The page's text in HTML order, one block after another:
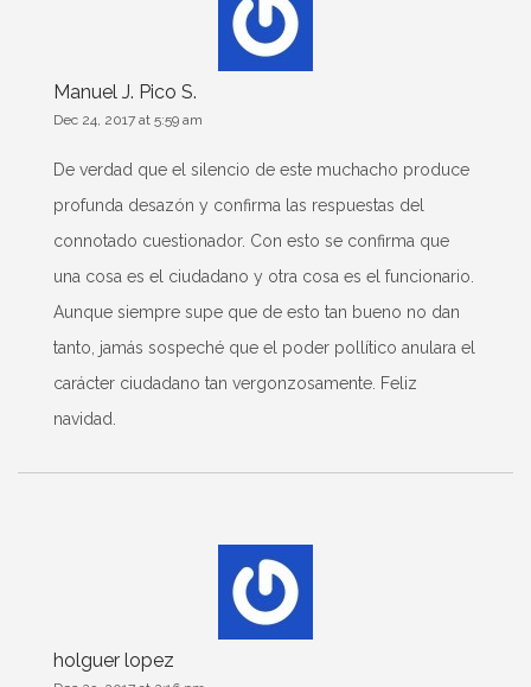
Manuel J. Pico S.
Dec 24, 2017 at 5:59 am
De verdad que el silencio de este muchacho produce
profunda desazón y confirma las respuestas del
connotado cuestionador. Con esto se confirma que
una cosa es el ciudadano y otra cosa es el funcionario.
Aunque siempre supe que de esto tan bueno no dan
tanto, jamás sospeché que el poder pollítico anulara el
carácter ciudadano tan vergonzosamente. Feliz
navidad.
holguer lopez